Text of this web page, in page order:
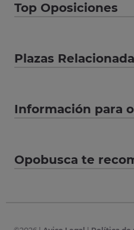
Top Oposiciones
Plazas
Información para
Opobusca te